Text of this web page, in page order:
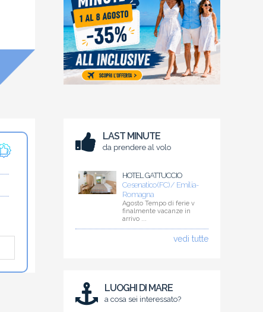
LAST MINUTE
da prendere al volo
HOTEL GATTUCCIO
Cesenatico (FC) / Emilia-
Romagna
Agosto Tempo di ferie v
finalmente vacanze in
arrivo ...
vedi tutte
LUOGHI DI MARE
a cosa sei interessato?